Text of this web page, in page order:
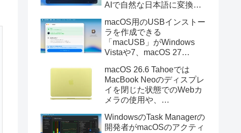
AIで自然な日本語に変換し
力アプリ「Nospace」がリ
リース。
macOS用のUSBインストー
ラを作成できる
「macUSB」がWindows
Vistaや7、macOS 27
トーラの作成に対応。
macOS 26.6 Tahoeでは
MacBook Neoのディスプレ
イを閉じた状態でのWebカ
メラの使用や、
利用しMacBook Neoを復元
する際の安定性が向上。
WindowsのTask Managerの
開発者がmacOSのアクティ